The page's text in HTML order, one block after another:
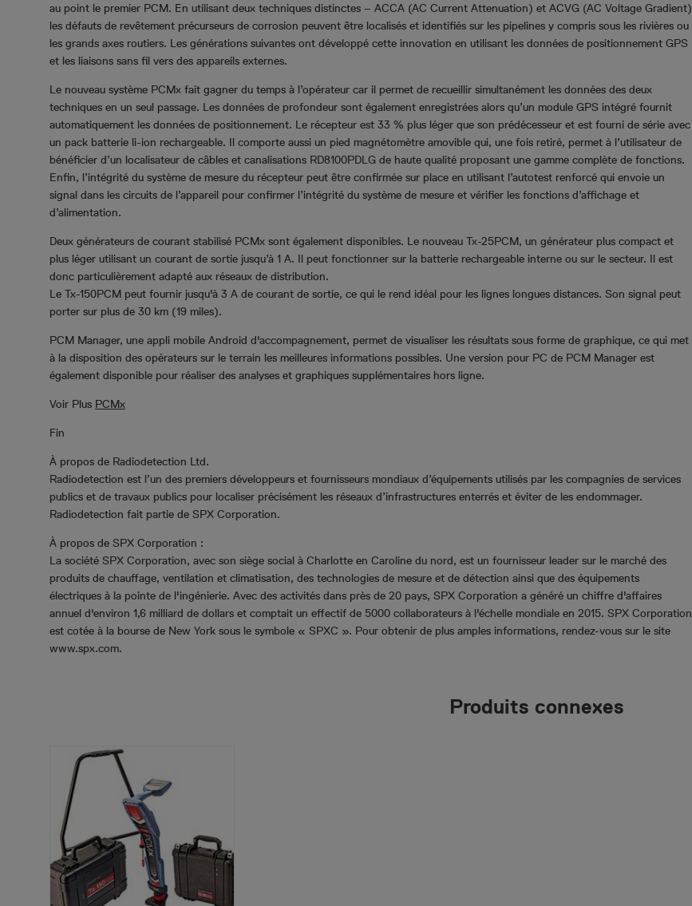
au point le premier PCM. En utilisant deux techniques distinctes – ACCA (AC Current Attenuation) et ACVG (AC Voltage Gradient)
les défauts de revêtement précurseurs de corrosion peuvent être localisés et identifiés sur les pipelines y compris sous les rivières ou
les grands axes routiers. Les générations suivantes ont développé cette innovation en utilisant les données de positionnement GPS
et les liaisons sans fil vers des appareils externes.
Le nouveau système PCMx fait gagner du temps à l’opérateur car il permet de recueillir simultanément les données des deux
techniques en un seul passage. Les données de profondeur sont également enregistrées alors qu’un module GPS intégré fournit
automatiquement les données de positionnement. Le récepteur est 33 % plus léger que son prédécesseur et est fourni de série avec
un pack batterie li-ion rechargeable. Il comporte aussi un pied magnétomètre amovible qui, une fois retiré, permet à l’utilisateur de
bénéficier d’un localisateur de câbles et canalisations RD8100PDLG de haute qualité proposant une gamme complète de fonctions.
Enfin, l’intégrité du système de mesure du récepteur peut être confirmée sur place en utilisant l’autotest renforcé qui envoie un
signal dans les circuits de l’appareil pour confirmer l’intégrité du système de mesure et vérifier les fonctions d’affichage et
d’alimentation.
Deux générateurs de courant stabilisé PCMx sont également disponibles. Le nouveau Tx-25PCM, un générateur plus compact et
plus léger utilisant un courant de sortie jusqu’à 1 A. Il peut fonctionner sur la batterie rechargeable interne ou sur le secteur. Il est
donc particulièrement adapté aux réseaux de distribution.
Le Tx-150PCM peut fournir jusqu'à 3 A de courant de sortie, ce qui le rend idéal pour les lignes longues distances. Son signal peut
porter sur plus de 30 km (19 miles).
PCM Manager, une appli mobile Android d'accompagnement, permet de visualiser les résultats sous forme de graphique, ce qui met
à la disposition des opérateurs sur le terrain les meilleures informations possibles. Une version pour PC de PCM Manager est
également disponible pour réaliser des analyses et graphiques supplémentaires hors ligne.
Voir Plus PCMx
Fin
À propos de Radiodetection Ltd.
Radiodetection est l’un des premiers développeurs et fournisseurs mondiaux d’équipements utilisés par les compagnies de services
publics et de travaux publics pour localiser précisément les réseaux d’infrastructures enterrés et éviter de les endommager.
Radiodetection fait partie de SPX Corporation.
À propos de SPX Corporation :
La société SPX Corporation, avec son siège social à Charlotte en Caroline du nord, est un fournisseur leader sur le marché des
produits de chauffage, ventilation et climatisation, des technologies de mesure et de détection ainsi que des équipements
électriques à la pointe de l'ingénierie. Avec des activités dans près de 20 pays, SPX Corporation a généré un chiffre d'affaires
annuel d'environ 1,6 milliard de dollars et comptait un effectif de 5000 collaborateurs à l'échelle mondiale en 2015. SPX Corporation
est cotée à la bourse de New York sous le symbole « SPXC ». Pour obtenir de plus amples informations, rendez-vous sur le site
www.spx.com.
Produits connexes